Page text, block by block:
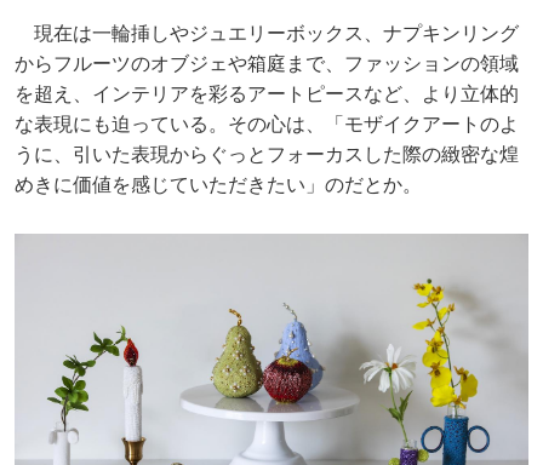
現在は一輪挿しやジュエリーボックス、ナプキンリング
からフルーツのオブジェや箱庭まで、ファッションの領域
を超え、インテリアを彩るアートピースなど、より立体的
な表現にも迫っている。その心は、「モザイクアートのよ
うに、引いた表現からぐっとフォーカスした際の緻密な煌
めきに価値を感じていただきたい」のだとか。